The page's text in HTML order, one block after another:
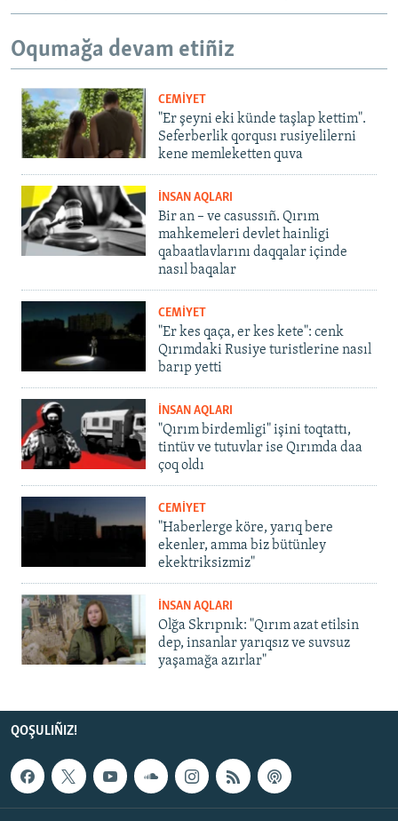
Oqumağa devam etiñiz
CEMİYET
"Er şeyni eki künde taşlap kettim".
Seferberlik qorqusı rusiyelilerni
kene memleketten quva
İNSAN AQLARI
Bir an – ve casussıñ. Qırım
mahkemeleri devlet hainligi
qabaatlavlarını daqqalar içinde
nasıl baqalar
CEMİYET
"Er kes qaça, er kes kete": cenk
Qırımdaki Rusiye turistlerine nasıl
barıp yetti
İNSAN AQLARI
"Qırım birdemligi" işini toqtattı,
tintüv ve tutuvlar ise Qırımda daa
çoq oldı
CEMİYET
"Haberlerge köre, yarıq bere
ekenler, amma biz bütünley
ekektriksizmiz"
İNSAN AQLARI
Olğa Skrıpnık: "Qırım azat etilsin
dep, insanlar yarıqsız ve suvsuz
yaşamağa azırlar"
QOŞULIÑIZ!